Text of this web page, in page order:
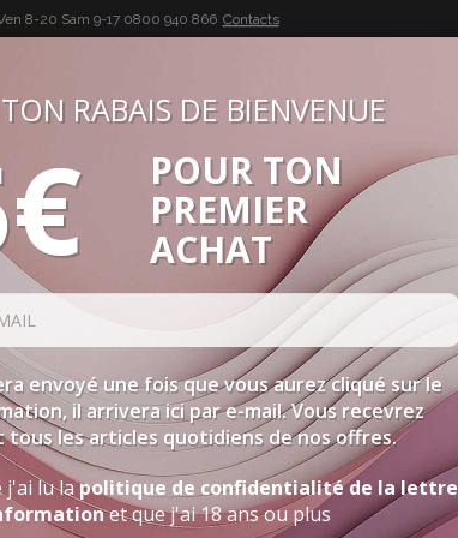
8-20 Sam 9-170800 940 866 Contacts
BUON VINO, BUONA VITA
SPIRITUEUX ACCESSOIRES PROMOTIONS
RABAIS DE BIENVENUE
POUR TON
PREMIER
ACHAT
envoyé une fois que vous aurez cliqué sur le
il arrivera ici par e-mail. Vous recevrez
tous les articles quotidiens de nos offres.
j'ai lu lapolitique de confidentialité de la lettre
et que j'ai 18 ans ou plus